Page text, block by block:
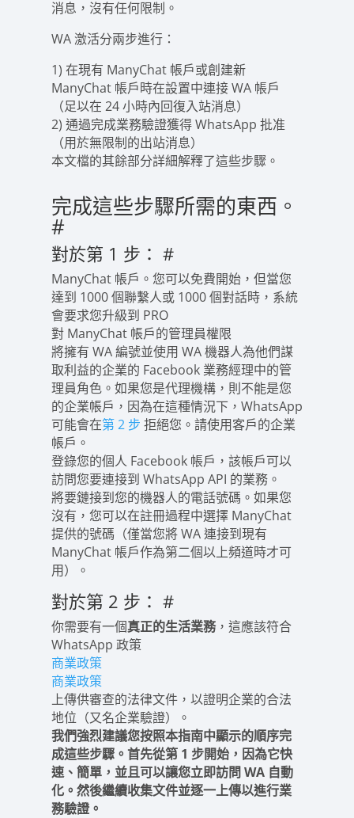
消息，沒有任何限制。
WA 激活分兩步進行：
1) 在現有 ManyChat 帳戶或創建新
ManyChat 帳戶時在設置中連接 WA 帳戶
（足以在 24 小時內回復入站消息）
2) 通過完成業務驗證獲得 WhatsApp 批准
（用於無限制的出站消息）
本文檔的其餘部分詳細解釋了這些步驟。
完成這些步驟所需的東西。
#
對於第 1 步： #
ManyChat 帳戶。您可以免費開始，但當您
達到 1000 個聯繫人或 1000 個對話時，系統
會要求您升級到 PRO
對 ManyChat 帳戶的管理員權限
將擁有 WA 編號並使用 WA 機器人為他們謀
取利益的企業的 Facebook 業務經理中的管
理員角色。如果您是代理機構，則不能是您
的企業帳戶，因為在這種情況下，WhatsApp
可能會在第 2 步 拒絕您。請使用客戶的企業
帳戶。
登錄您的個人 Facebook 帳戶，該帳戶可以
訪問您要連接到 WhatsApp API 的業務。
將要鏈接到您的機器人的電話號碼。如果您
沒有，您可以在註冊過程中選擇 ManyChat
提供的號碼（僅當您將 WA 連接到現有
ManyChat 帳戶作為第二個以上頻道時才可
用）。
對於第 2 步： #
你需要有一個真正的生活業務 ，這應該符合
WhatsApp 政策
商業政策
商業政策
上傳供審查的法律文件，以證明企業的合法
地位（又名企業驗證）。
我們強烈建議您按照本指南中顯示的順序完
成這些步驟。首先從第 1 步開始，因為它快
速、簡單，並且可以讓您立即訪問 WA 自動
化。然後繼續收集文件並逐一上傳以進行業
務驗證。